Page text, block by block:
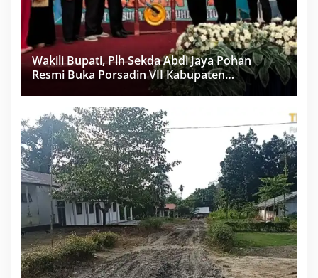
Wakili Bupati, Plh Sekda Abdi Jaya Pohan
Resmi Buka Porsadin VII Kabupaten